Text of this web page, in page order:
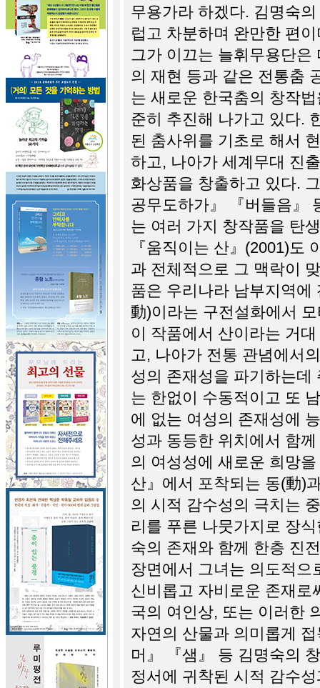
무용가라 하겠다. 김명숙
럽고 차분하며 완만한 편이
그가 이끄는 늘휘무용단은
의 재현 등과 같은 전통춤
는 새로운 한국춤의 창작
준히 추진해 나가고 있다.
된 춤사위를 기초로 해서
하고, 나아가 세계무대 진
화상품을 창출하고 있다.
공무도하가』 『버들음』
는 여러 가지 창작품을 탄
『움직이는 산』(2001)도
과 전체적으로 그 맥락이
품은 우리나라 남부지역에
動)이라는 구전설화에서
이 작품에서 산이라는 거
고, 나아가 전통 관념에서
성의 존재성을 파기하는데
는 한없이 수동적이고 또
에 없는 여성의 존재성에
성과 동등한 위치에서 함께
의 여성성에 새로운 희망
산』에서 포착되는 동(動)
의 시적 감수성의 극치는
리를 푸른 나뭇가지로 장
숙의 존재와 함께 한층 진
장면에서 그녀는 의도적으
신비롭고 자비로운 존재로
국의 여인상, 또는 이러한
자연의 산물과 의미롭게
머』 『샘』 등 김명숙의
정서에 귀착된 시적 감수